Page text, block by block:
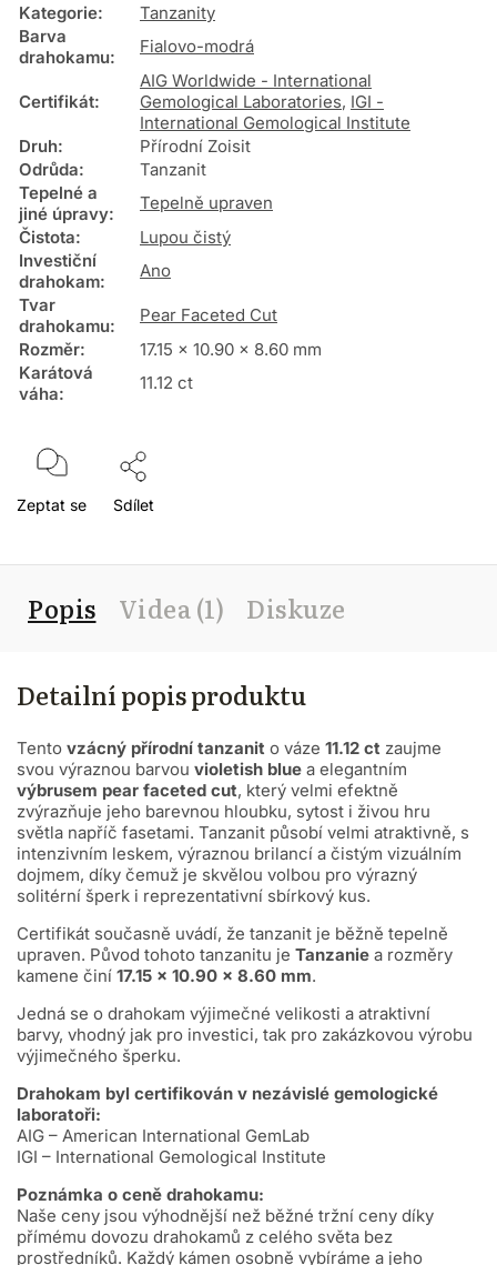
Kategorie:
Tanzanity
Barva
drahokamu:
Fialovo-modrá
Certifikát:
AIG Worldwide - International
Gemological Laboratories, IGI -
International Gemological Institute
Druh:
Přírodní Zoisit
Odrůda:
Tanzanit
Tepelné a
jiné úpravy:
Tepelně upraven
Čistota:
Lupou čistý
Investiční
drahokam:
Ano
Tvar
drahokamu:
Pear Faceted Cut
Rozměr:
17.15 x 10.90 x 8.60 mm
Karátová
váha:
11.12 ct
Zeptat se Sdílet
Popis Videa (1) Diskuze
Detailní popis produktu
Tento vzácný přírodní tanzanit o váze 11.12 ct zaujme
svou výraznou barvou violetish blue a elegantním
výbrusem pear faceted cut, který velmi efektně
zvýrazňuje jeho barevnou hloubku, sytost i živou hru
světla napříč fasetami. Tanzanit působí velmi atraktivně, s
intenzivním leskem, výraznou brilancí a čistým vizuálním
dojmem, díky čemuž je skvělou volbou pro výrazný
solitérní šperk i reprezentativní sbírkový kus.
Certifikát současně uvádí, že tanzanit je běžně tepelně
upraven. Původ tohoto tanzanitu je Tanzanie a rozměry
kamene činí 17.15 × 10.90 × 8.60 mm.
Jedná se o drahokam výjimečné velikosti a atraktivní
barvy, vhodný jak pro investici, tak pro zakázkovou výrobu
výjimečného šperku.
Drahokam byl certifikován v nezávislé gemologické
laboratoři:
AIG – American International GemLab
IGI – International Gemological Institute
Poznámka o ceně drahokamu:
Naše ceny jsou výhodnější než běžné tržní ceny díky
přímému dovozu drahokamů z celého světa bez
prostředníků. Každý kámen osobně vybíráme a jeho